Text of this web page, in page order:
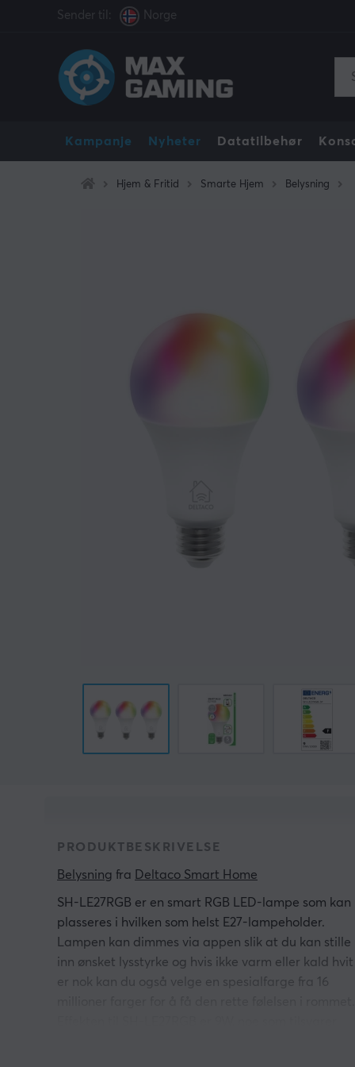
Sender til: Norge
Kampanje Nyheter Datatilbehør
Hjem & Fritid Smarte Hjem Belysning
PRODUKTBESKRIVELSE
Belysning fra Deltaco Smart Home
SH-LE27RGB er en smart RGB LED-lampe som kan
plasseres i hvilken som helst E27-lampeholder.
Lampen kan dimmes via appen slik at du kan stille
inn ønsket lysstyrke og hvis ikke varm eller kald hvit
er nok kan du også velge en spesialfarge fra 16